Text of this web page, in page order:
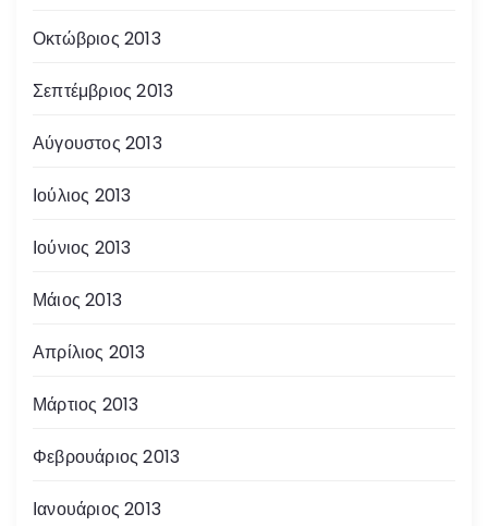
Οκτώβριος 2013
Σεπτέμβριος 2013
Αύγουστος 2013
Ιούλιος 2013
Ιούνιος 2013
Μάιος 2013
Απρίλιος 2013
Μάρτιος 2013
Φεβρουάριος 2013
Ιανουάριος 2013